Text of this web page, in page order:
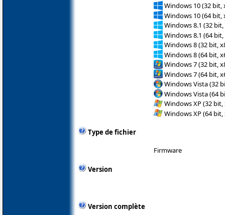
Windows 10 (32 bit,
Windows 10 (64 bit,
Windows 8.1 (32 bit,
Windows 8.1 (64 bit,
Windows 8 (32 bit,
Windows 8 (64 bit,
Windows 7 (32 bit,
Windows 7 (64 bit,
Windows Vista (32
Windows Vista (64
Windows XP (32 bit,
Windows XP (64 bit,
Type de fichier
Firmware
Version
Version complète